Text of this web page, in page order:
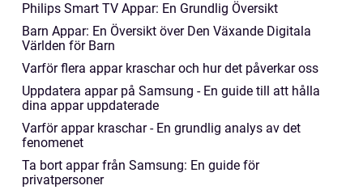
Philips Smart TV Appar: En Grundlig Översikt
Barn Appar: En Översikt över Den Växande Digitala
Världen för Barn
Varför flera appar kraschar och hur det påverkar oss
Uppdatera appar på Samsung - En guide till att hålla
dina appar uppdaterade
Varför appar kraschar - En grundlig analys av det
fenomenet
Ta bort appar från Samsung: En guide för
privatpersoner